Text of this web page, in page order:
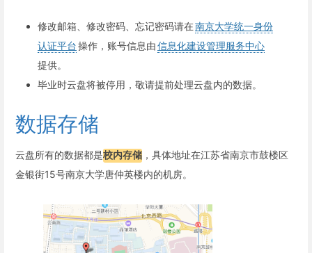
修改邮箱、修改密码、忘记密码请在南京大学统一身份
认证平台操作，账号信息由信息化建设管理服务中心
提供。
毕业时云盘将被停用，敬请提前处理云盘内的数据。
数据存储
云盘所有的数据都是校内存储 ，具体地址在江苏省南京市鼓楼区
金银街15号南京大学唐仲英楼内的机房。